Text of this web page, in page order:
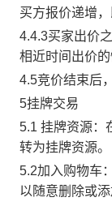
买方报价递增
4.4.3买家出价
相近时间出价
4.5竞价结束后
5挂牌交易
5.1 挂牌资源：
转为挂牌资源。
5.2加入购物车
以随意删除或添